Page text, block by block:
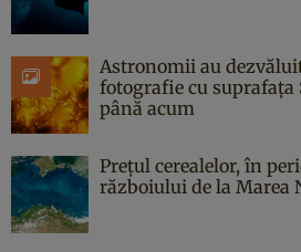
Astronomii au
fotografie cu suprafața
până acum
Prețul cerealelor, în
războiului de la Marea